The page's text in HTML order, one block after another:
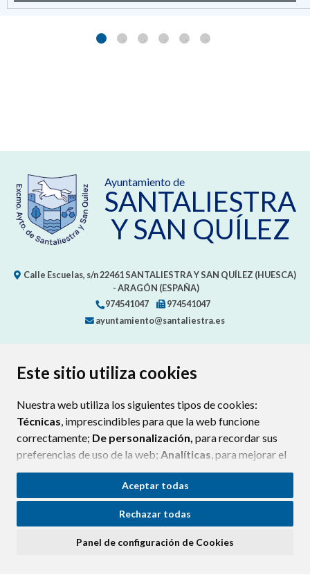
Este sitio utiliza cookies
Nuestra web utiliza los siguientes tipos de cookies:
Técnicas, imprescindibles para que la web funcione
correctamente; De personalización, para recordar sus
preferencias de uso de la web; Analíticas, para mejorar el
funcionamiento de la web y sus servicios.
Si acepta pulsando el botón“Aceptar todas”
consideramos que acepta su uso. Si pulsa el botón
ninguna acción, se guardarán las cookies técnicas
Aceptar todas
Rechazar todas
Panel de configuración de Cookies
Ayuntamiento de
SANTALIESTRA
Y SAN QUÍLEZ
Calle Escuelas, s/n22461SANTALIESTRA Y SAN QUÍLEZ (HUESCA)
- ARAGÓN (ESPAÑA)
974541047
974541047
ayuntamiento@santaliestra.es
CONTACTO MAPA WEB
PROTECCIÓN DE DATOS
ACCESIBILIDAD